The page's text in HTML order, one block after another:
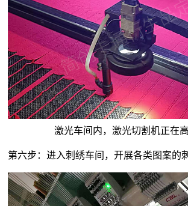
激光车间内，激光切割机正在
第六步：进入刺绣车间，开展各类图案的